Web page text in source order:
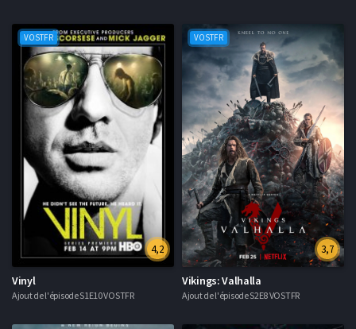
VOSTFR
4,2
Vinyl
Ajout de l'épisode S1E10 VOSTFR
VOSTFR
3,7
Vikings: Valhalla
Ajout de l'épisode S2E8 VOSTFR